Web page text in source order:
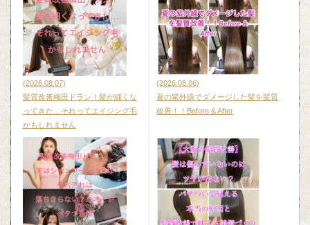
(2026.08.07)
髪質改善梅田ドラン！髪が細くな
ってきた…それってエイジング毛
かもしれません
(2026.08.06)
夏の紫外線でダメージした髪を髪質
改善！！Before & After